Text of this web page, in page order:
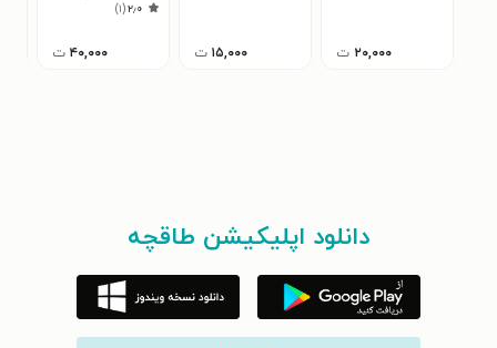
۲۰,۰۰۰ ت ۱۵,۰۰۰ ت
۲٫۰(۱)
۴۰,۰۰۰ ت
دانلود اپلیکیشن طاقچه